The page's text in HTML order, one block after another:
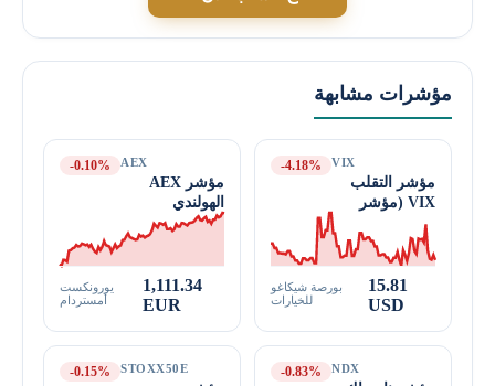
مؤشرات مشابهة
VIX
مؤشر التقلب
VIX (مؤشر
الخوف)
-4.18%
15.81
USD
بورصة شيكاغو
للخيارات
AEX
مؤشر AEX
الهولندي
-0.10%
1,111.34
EUR
يورونكست
أمستردام
NDX
-0.83%
STOXX50E
-0.15%